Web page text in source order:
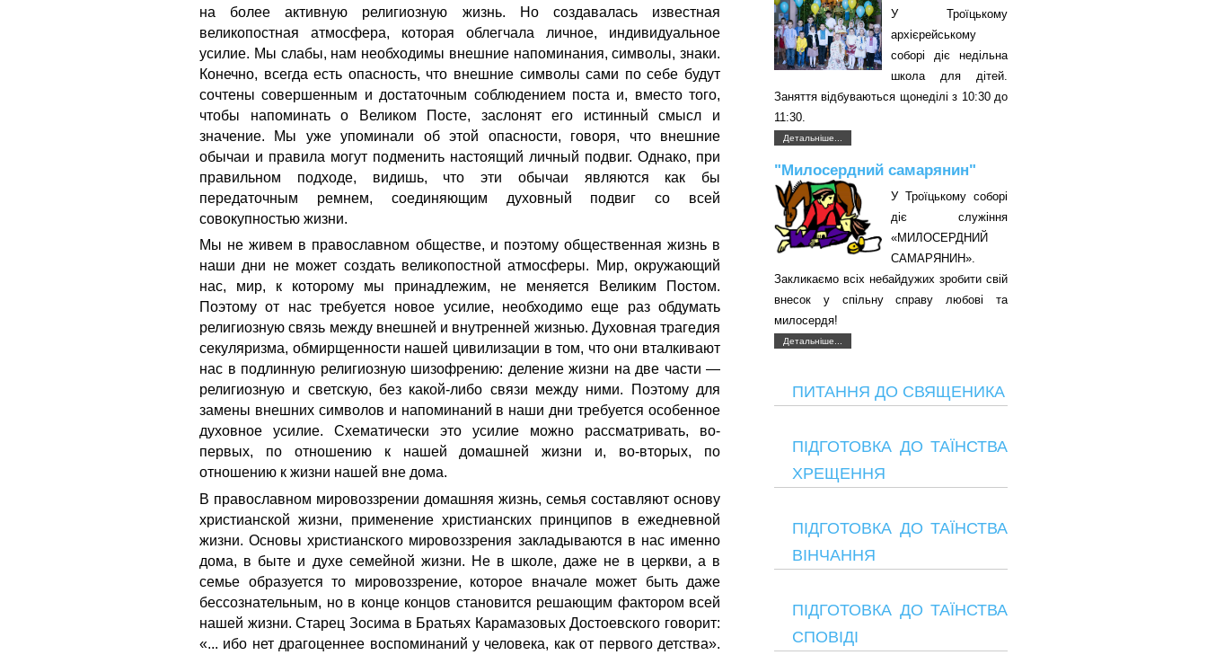
на более активную религиозную жизнь. Но создавалась известная
великопостная атмосфера, которая облегчала личное, индивидуальное
усилие. Мы слабы, нам необходимы внешние напоминания, символы, знаки.
Конечно, всегда есть опасность, что внешние символы сами по себе будут
сочтены совершенным и достаточным соблюдением поста и, вместо того,
чтобы напоминать о Великом Посте, заслонят его истинный смысл и
значение. Мы уже упоминали об этой опасности, говоря, что внешние
обычаи и правила могут подменить настоящий личный подвиг. Однако, при
правильном подходе, видишь, что эти обычаи являются как бы
передаточным ремнем, соединяющим духовный подвиг со всей
совокупностью жизни.
Мы не живем в православном обществе, и поэтому общественная жизнь в
наши дни не может создать великопостной атмосферы. Мир, окружающий
нас, мир, к которому мы принадлежим, не меняется Великим Постом.
Поэтому от нас требуется новое усилие, необходимо еще раз обдумать
религиозную связь между внешней и внутренней жизнью. Духовная трагедия
секуляризма, обмирщенности нашей цивилизации в том, что они вталкивают
нас в подлинную религиозную шизофрению: деление жизни на две части —
религиозную и светскую, без какой-либо связи между ними. Поэтому для
замены внешних символов и напоминаний в наши дни требуется особенное
духовное усилие. Схематически это усилие можно рассматривать, во-
первых, по отношению к нашей домашней жизни и, во-вторых, по
отношению к жизни нашей вне дома.
В православном мировоззрении домашняя жизнь, семья составляют основу
христианской жизни, применение христианских принципов в ежедневной
жизни. Основы христианского мировоззрения закладываются в нас именно
дома, в быте и духе семейной жизни. Не в школе, даже не в церкви, а в
семье образуется то мировоззрение, которое вначале может быть даже
бессознательным, но в конце концов становится решающим фактором всей
нашей жизни. Старец Зосима в Братьях Карамазовых Достоевского говорит:
«... ибо нет драгоценнее воспоминаний у человека, как от первого детства».
У Троїцькому
архієрейському
соборі діє недільна
школа для дітей.
Заняття відбуваються щонеділі з 10:30 до
11:30.
Детальніше...
"Милосердний самарянин"
У Троїцькому соборі
діє служіння
«МИЛОСЕРДНИЙ
САМАРЯНИН».
Закликаємо всіх небайдужих зробити свій
внесок у спільну справу любові та
милосердя!
Детальніше...
ПИТАННЯ ДО СВЯЩЕНИКА
ПІДГОТОВКА ДО ТАЇНСТВА
ХРЕЩЕННЯ
ПІДГОТОВКА ДО ТАЇНСТВА
ВІНЧАННЯ
ПІДГОТОВКА ДО ТАЇНСТВА
СПОВІДІ